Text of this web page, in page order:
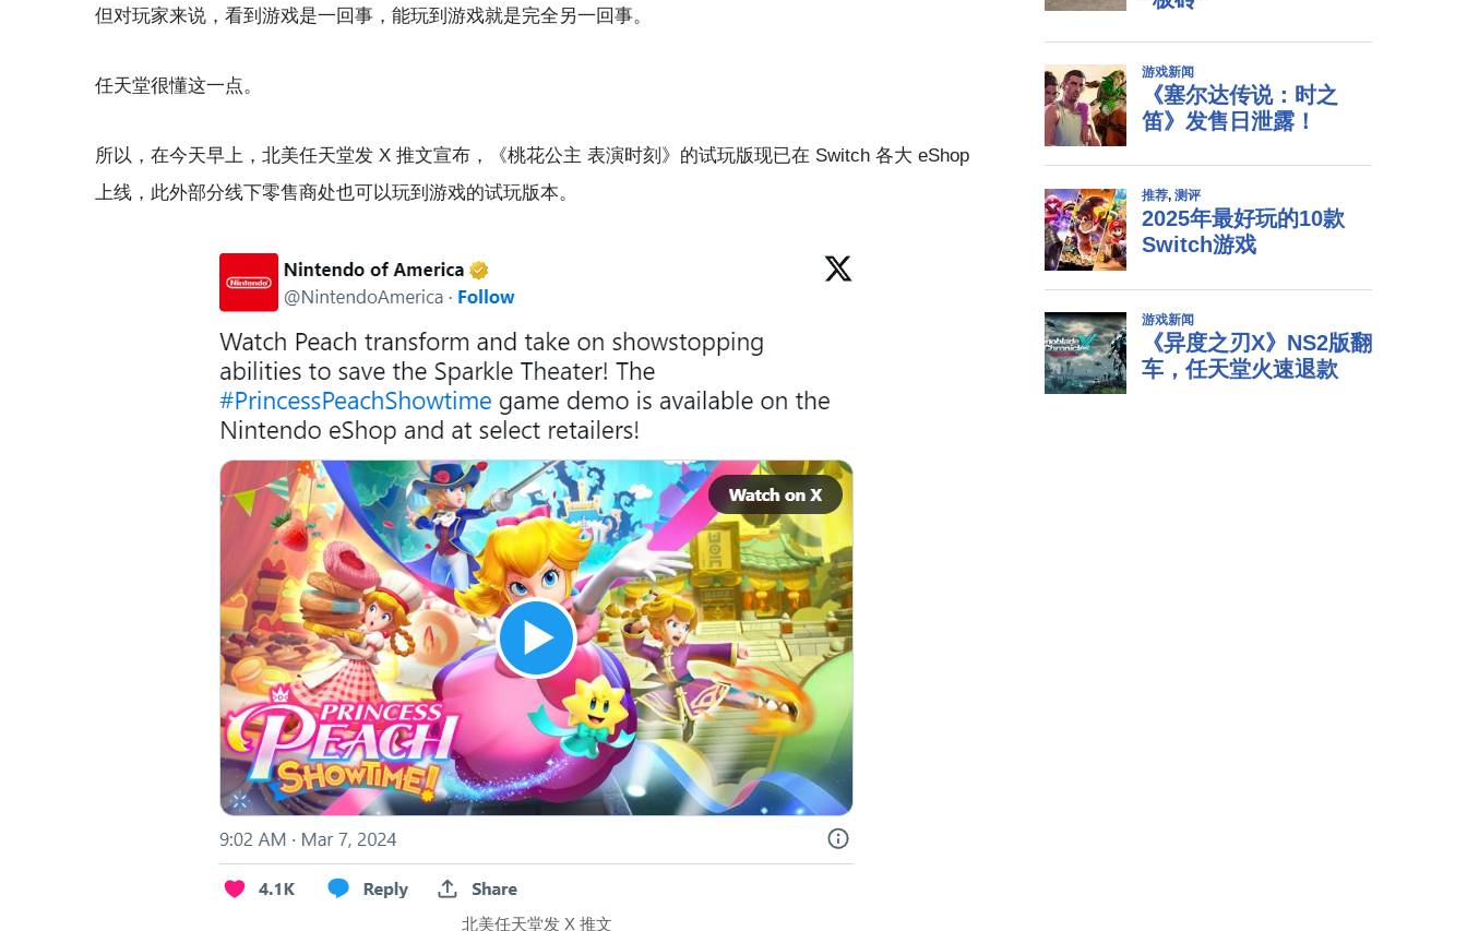
但对玩家来说，看到游戏是一回事，能玩到游戏就是完全另一回事。
任天堂很懂这一点。
所以，在今天早上，北美任天堂发 X 推文宣布，《桃花公主 表演时刻》的试玩版现已在 Switch 各大 eShop
上线，此外部分线下零售商处也可以玩到游戏的试玩版本。
北美任天堂发 X 推文